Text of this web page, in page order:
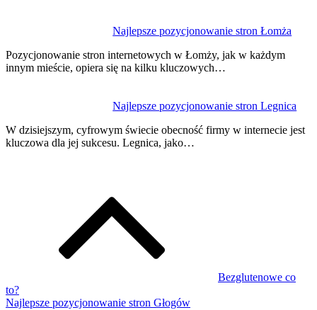
Najlepsze pozycjonowanie stron Łomża
Pozycjonowanie stron internetowych w Łomży, jak w każdym
innym mieście, opiera się na kilku kluczowych…
Najlepsze pozycjonowanie stron Legnica
W dzisiejszym, cyfrowym świecie obecność firmy w internecie jest
kluczowa dla jej sukcesu. Legnica, jako…
Bezglutenowe co
to?
Najlepsze pozycjonowanie stron Głogów